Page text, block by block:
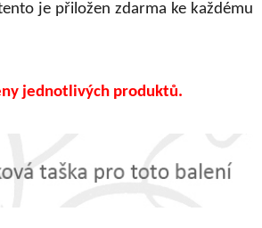
je přiložen zdarma ke každému
jednotlivých produktů.